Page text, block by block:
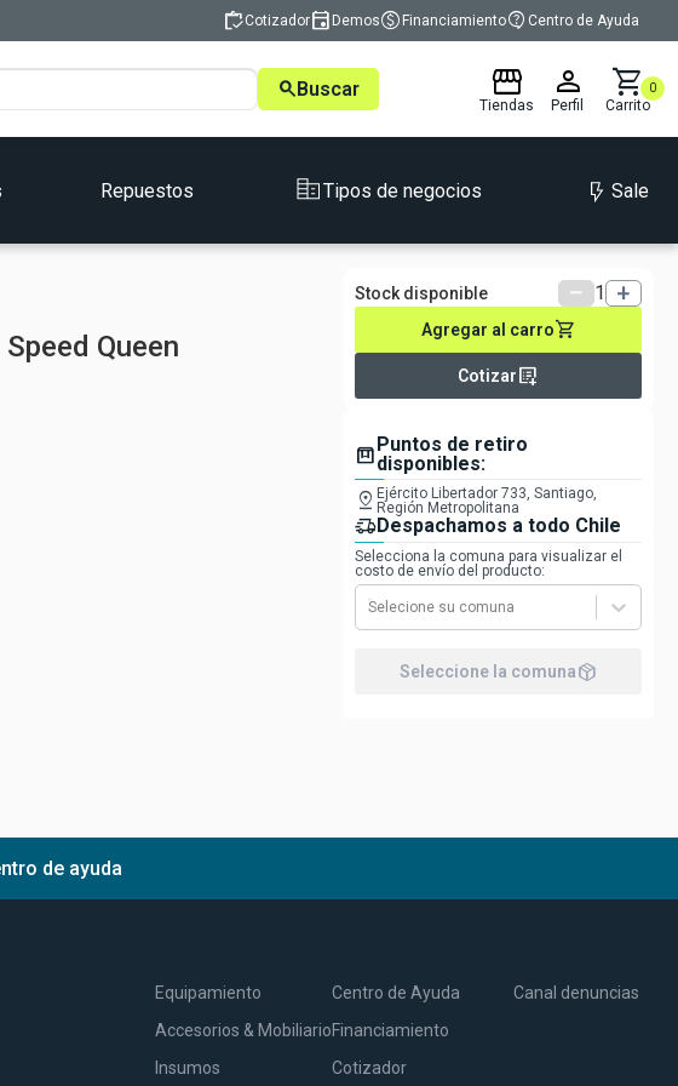
inventoryCotizadorevent Demosmonetization_on Financiamientocontact_support Centro de Ayuda
searchBuscar storefront
Tiendas
person
Perfil
shopping_cart
Carrito
0
Repuestos Tipos de negocios Sale
Queen
Stock disponible remove 1 add
Agregar al carroshopping_cart
Cotizarlist_alt_add
boxPuntos de retiro
disponibles:
pin_dropEjército Libertador 733, Santiago,
Región Metropolitana
delivery_truck_speedDespachamos a todo Chile
Selecciona la comuna para visualizar el
costo de envío del producto:
Selecione su comuna
Seleccione la comunapackage_2
de ayuda
Equipamiento
Accesorios & Mobiliario
Insumos
Centro de Ayuda
Financiamiento
Cotizador
Canal denuncias